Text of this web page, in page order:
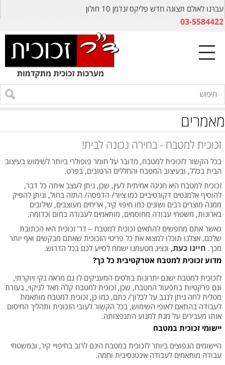
עברנו לאולם תצוגה חדש פליקס זנדמן 10 חולון
03-5584422
מאמרים
זכוכית למטבח - בחירה נכונה לבית!
בכל הקשור לזכוכית למטבח, מדובר על חומר פופולרי ביותר לשימוש בעיצוב
הבית בכלל, ובעיצוב המטבח והחללים הרטובים, בפרט.
זכוכית למטבח היא חגיגה אמיתית לעין, שכן, ניתן לעצב איתה כל דבר,
להוסיף אלמנטים דקורטיביים כמו ציור/ הדפסה/ התזה בחול, וניתן להפיק
ממנה מוצרים רבים ושונים כמו חיפוי קיר, אריחים מעוצבים, שילובים
בארונות, משטחי עבודה מחוסמים, מותאמים לעבודה בחום וכדומה.
כאשר אתם מחפשים להתאים זכוכית למטבח – דר’ זכוכית היא הכתובת
שלכם, אצלנו תוכלו למצוא את כל פריטי הזכוכית שאתם מבקשים ואף יותר
מכך. חייגו כעת, ונציג מטעמנו ישמח לסייע לכם בכל הדרוש.
מדוע זכוכית למטבח אטרקטיבית כל כך?
לזכוכית למטבח ישנם יתרונות בולטים המעניקים לו גם מראה נקי ויוקרתי,
וגם פרקטיות בתפעול המטבח, שכן, זכוכית למטבח קלה מאד לניקוי, בעזרת
מטלית לחה ניתן לנגב על לכלוך/ כתם, כמו כן, זכוכית למטבח מותאמת
לעבודה בהתאם לאופי השימוש, בכל הקשור לעובי הזכוכית ותהליך החיסום
אותו מעבירים על מנת למנוע התנפצותה.
יישומי זכוכית במטבח
היישומים הנפוצים ביותר לזכוכית במטבח הינם לרוב בחיפויי קיר, ובמשטחי
עבודה מותאמים לעבודה אינטנסיבית וחמה.